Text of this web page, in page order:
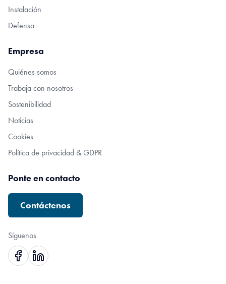
Instalación
Defensa
Empresa
Quiénes somos
Trabaja con nosotros
Sostenibilidad
Noticias
Cookies
Política de privacidad & GDPR
Ponte en contacto
Contáctenos
Síguenos